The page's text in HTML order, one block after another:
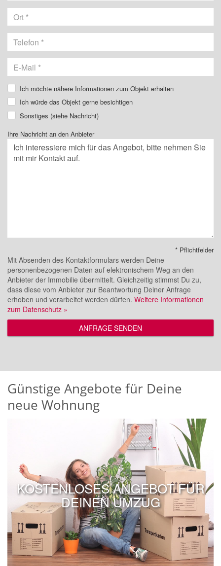
Ich möchte nähere Informationen zum Objekt erhalten
Ich würde das Objekt gerne besichtigen
Sonstiges (siehe Nachricht)
Ihre Nachricht an den Anbieter
* Pflichtfelder
Mit Absenden des Kontaktformulars werden Deine
personenbezogenen Daten auf elektronischem Weg an den
Anbieter der Immobilie übermittelt. Gleichzeitig stimmst Du zu,
dass diese vom Anbieter zur Beantwortung Deiner Anfrage
erhoben und verarbeitet werden dürfen. Weitere Informationen
zum Datenschutz »
ANFRAGE SENDEN
Günstige Angebote für Deine
neue Wohnung
KOSTENLOSES ANGEBOT FÜR
DEINEN UMZUG